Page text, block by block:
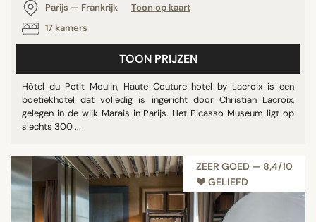
Parijs — Frankrijk
Toon op kaart
17 kamers
TOON PRIJZEN
Hôtel du Petit Moulin, Haute Couture hotel by Lacroix is een
boetiekhotel dat volledig is ingericht door Christian Lacroix,
gelegen in de wijk Marais in Parijs. Het Picasso Museum ligt op
slechts 300 ...
ZEER GOED — 8,4/10
♥︎ GELIEFD